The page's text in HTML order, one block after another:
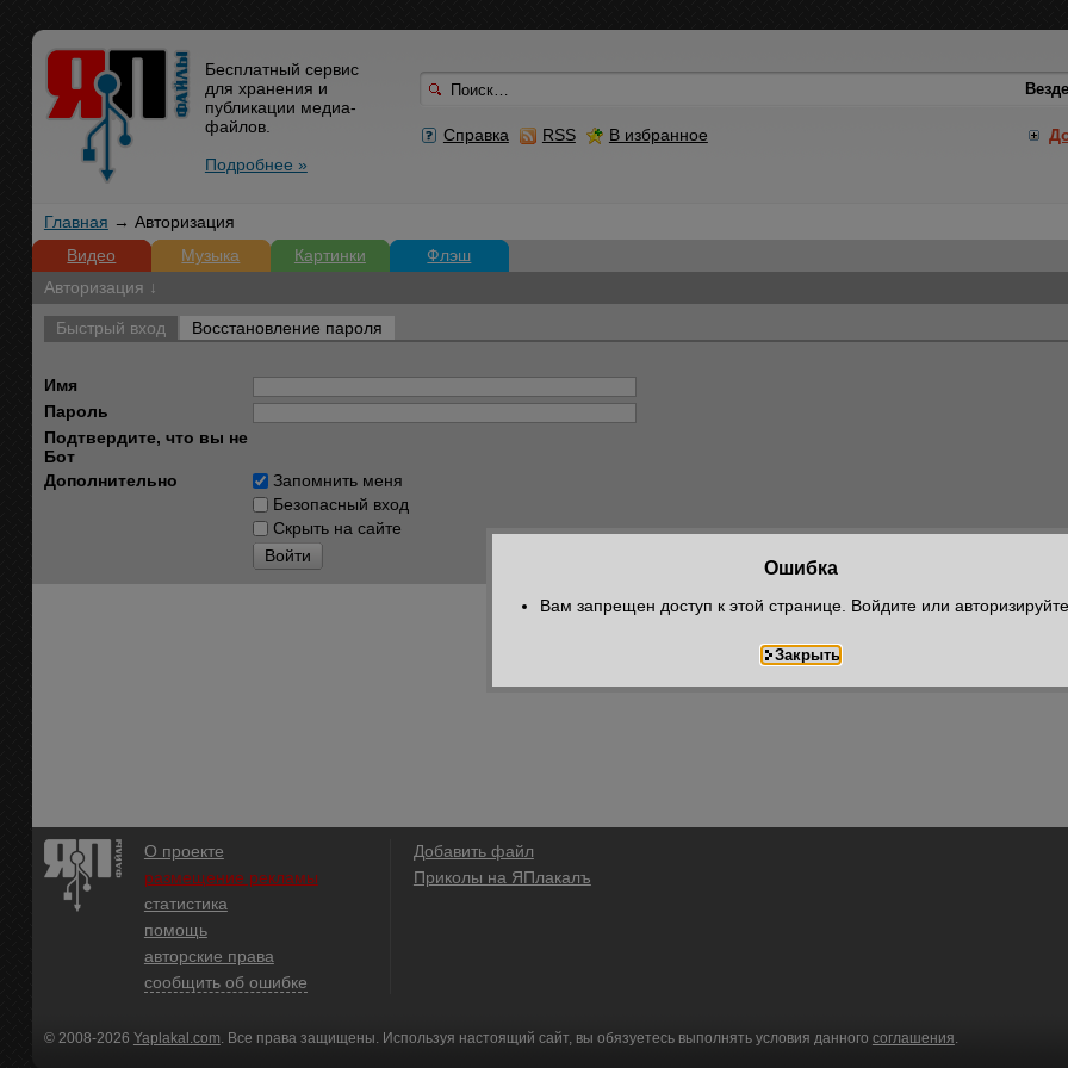
Справка RSS В избранное
Бесплатный сервис
для хранения и
публикации медиа-
файлов.
Подробнее »
Главная → Авторизация
Видео
Музыка Картинки
Флэш
Авторизация ↓
Быстрый вход Восстановление пароля
Имя
Пароль
Подтвердите, что вы не
Бот
Дополнительно
Запомнить меня
Безопасный вход
Скрыть на сайте
Войти
О проекте
размещение рекламы
статистика
помощь
авторские права
сообщить об ошибке
Добавить файл
Приколы на ЯПлакалъ
© 2008-2026 Yaplakal.com. Все права защищены. Используя настоящий сайт, вы обязуетесь выполнять условия данного соглашения.
Ошибка
Вам запрещен доступ к этой странице. Войдите или